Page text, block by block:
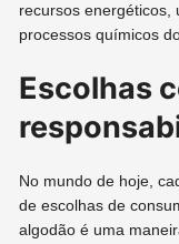
recursos energéticos,
processos químicos
Escolhas
No mundo de hoje,
de escolhas de
algodão é uma